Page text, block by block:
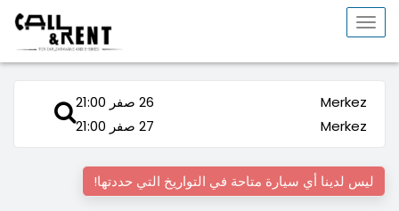
Toggle
Merkez
26 صفر 21:00
Merkez
27 صفر 21:00
ليس لدينا أي سيارة متاحة في التواريخ التي حددتها!